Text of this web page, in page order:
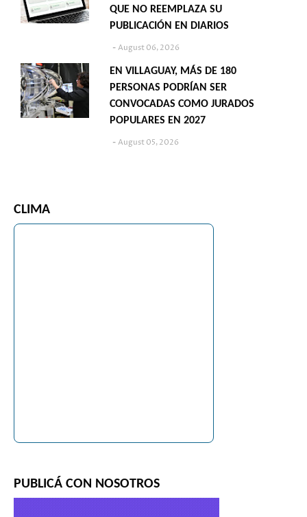
QUE NO REEMPLAZA SU
PUBLICACIÓN EN DIARIOS
August 06, 2026
EN VILLAGUAY, MÁS DE 180
PERSONAS PODRÍAN SER
CONVOCADAS COMO JURADOS
POPULARES EN 2027
August 05, 2026
CLIMA
PUBLICÁ CON NOSOTROS